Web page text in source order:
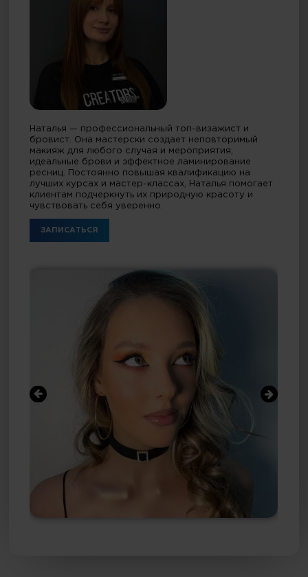
Наталья — профессиональный топ-визажист и
бровист. Она мастерски создает неповторимый
макияж для любого случая и мероприятия,
идеальные брови и эффектное ламинирование
ресниц. Постоянно повышая квалификацию на
лучших курсах и мастер-классах, Наталья помогает
клиентам подчеркнуть их природную красоту и
чувствовать себя уверенно.
ЗАПИСАТЬСЯ